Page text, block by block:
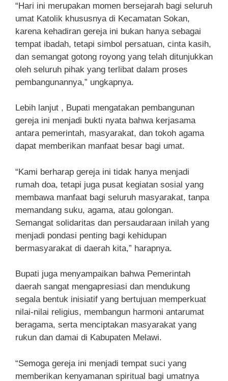
“Hari ini merupakan momen bersejarah bagi seluruh
umat Katolik khususnya di Kecamatan Sokan,
karena kehadiran gereja ini bukan hanya sebagai
tempat ibadah, tetapi simbol persatuan, cinta kasih,
dan semangat gotong royong yang telah ditunjukkan
oleh seluruh pihak yang terlibat dalam proses
pembangunannya,” ungkapnya.
Lebih lanjut , Bupati mengatakan pembangunan
gereja ini menjadi bukti nyata bahwa kerjasama
antara pemerintah, masyarakat, dan tokoh agama
dapat memberikan manfaat besar bagi umat.
“Kami berharap gereja ini tidak hanya menjadi
rumah doa, tetapi juga pusat kegiatan sosial yang
membawa manfaat bagi seluruh masyarakat, tanpa
memandang suku, agama, atau golongan.
Semangat solidaritas dan persaudaraan inilah yang
menjadi pondasi penting bagi kehidupan
bermasyarakat di daerah kita,” harapnya.
Bupati juga menyampaikan bahwa Pemerintah
daerah sangat mengapresiasi dan mendukung
segala bentuk inisiatif yang bertujuan memperkuat
nilai-nilai religius, membangun harmoni antarumat
beragama, serta menciptakan masyarakat yang
rukun dan damai di Kabupaten Melawi.
“Semoga gereja ini menjadi tempat suci yang
memberikan kenyamanan spiritual bagi umatnya